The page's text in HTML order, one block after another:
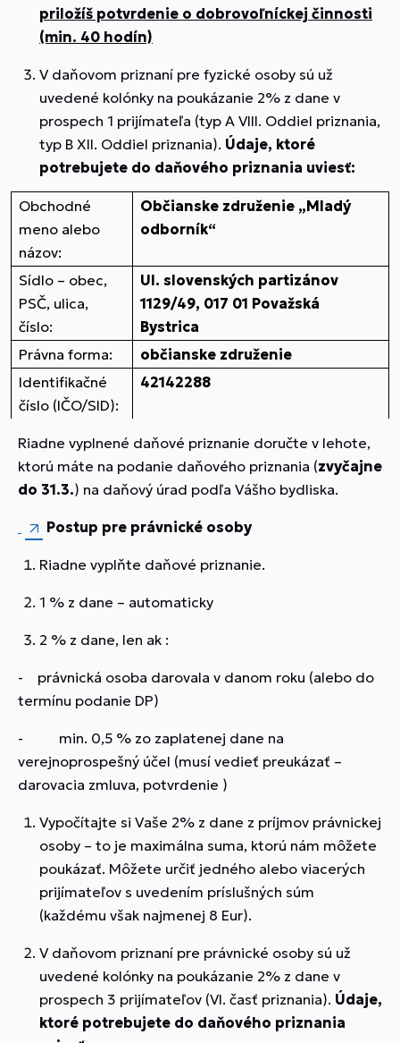
priložíš potvrdenie o dobrovoľníckej činnosti
(min. 40 hodín)
V daňovom priznaní pre fyzické osoby sú už
uvedené kolónky na poukázanie 2% z dane v
prospech 1 prijímateľa (typ A VIII. Oddiel priznania,
typ B XII. Oddiel priznania). Údaje, ktoré
potrebujete do daňového priznania uviesť:
Obchodné
meno alebo
názov:
Občianske združenie „Mladý
odborník“
Sídlo – obec,
PSČ, ulica,
číslo:
Ul. slovenských partizánov
1129/49, 017 01 Považská
Bystrica
Právna forma:
občianske združenie
Identifikačné
číslo (IČO/SID):
42142288
Riadne vyplnené daňové priznanie doručte v lehote,
ktorú máte na podanie daňového priznania (zvyčajne
do 31.3.) na daňový úrad podľa Vášho bydliska.
Postup pre právnické osoby
Riadne vyplňte daňové priznanie.
1 % z dane – automaticky
2 % z dane, len ak :
-
právnická osoba darovala v danom roku (alebo do
termínu podanie DP)
- min. 0,5 % zo zaplatenej dane na
verejnoprospešný účel (musí vedieť preukázať –
darovacia zmluva, potvrdenie )
Vypočítajte si Vaše 2% z dane z príjmov právnickej
osoby – to je maximálna suma, ktorú nám môžete
poukázať. Môžete určiť jedného alebo viacerých
prijímateľov s uvedením príslušných súm
(každému však najmenej 8 Eur).
V daňovom priznaní pre právnické osoby sú už
uvedené kolónky na poukázanie 2% z dane v
prospech 3 prijímateľov (VI. časť priznania). Údaje,
ktoré potrebujete do daňového priznania